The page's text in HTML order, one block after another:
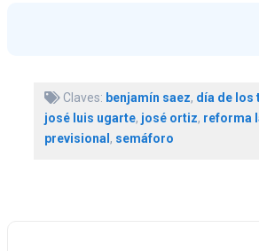
Claves: benjamín saez, día de los
josé luis ugarte, josé ortiz, reforma
previsional, semáforo